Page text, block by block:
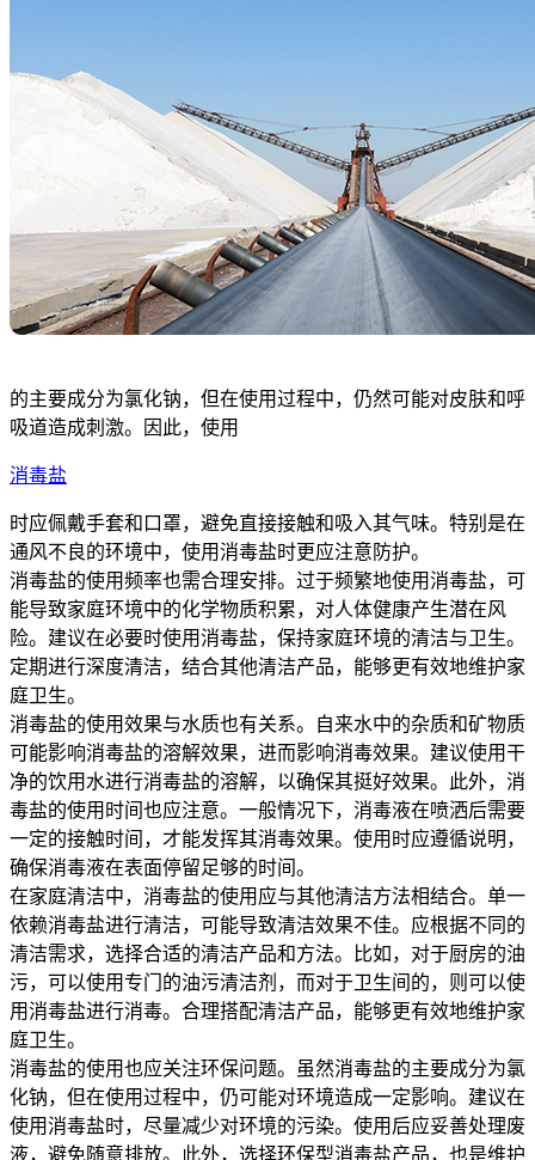
的主要成分为氯化钠，但在使用过程中，仍然可能对皮肤和呼
吸道造成刺激。因此，使用
消毒盐
时应佩戴手套和口罩，避免直接接触和吸入其气味。特别是在
通风不良的环境中，使用消毒盐时更应注意防护。
消毒盐的使用频率也需合理安排。过于频繁地使用消毒盐，可
能导致家庭环境中的化学物质积累，对人体健康产生潜在风
险。建议在必要时使用消毒盐，保持家庭环境的清洁与卫生。
定期进行深度清洁，结合其他清洁产品，能够更有效地维护家
庭卫生。
消毒盐的使用效果与水质也有关系。自来水中的杂质和矿物质
可能影响消毒盐的溶解效果，进而影响消毒效果。建议使用干
净的饮用水进行消毒盐的溶解，以确保其挺好效果。此外，消
毒盐的使用时间也应注意。一般情况下，消毒液在喷洒后需要
一定的接触时间，才能发挥其消毒效果。使用时应遵循说明，
确保消毒液在表面停留足够的时间。
在家庭清洁中，消毒盐的使用应与其他清洁方法相结合。单一
依赖消毒盐进行清洁，可能导致清洁效果不佳。应根据不同的
清洁需求，选择合适的清洁产品和方法。比如，对于厨房的油
污，可以使用专门的油污清洁剂，而对于卫生间的，则可以使
用消毒盐进行消毒。合理搭配清洁产品，能够更有效地维护家
庭卫生。
消毒盐的使用也应关注环保问题。虽然消毒盐的主要成分为氯
化钠，但在使用过程中，仍可能对环境造成一定影响。建议在
使用消毒盐时，尽量减少对环境的污染。使用后应妥善处理废
液，避免随意排放。此外，选择环保型消毒盐产品，也是维护